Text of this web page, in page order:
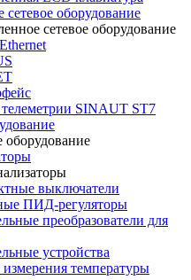
оборудование
сетевое оборудование
SINAUT ST7
выключатели
ПИД-регуляторы
преобразователи для
устройства
температуры